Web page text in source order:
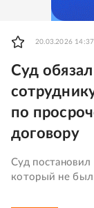
20.03.2026 14:37
Суд
по
договору
Суд постановил
который не